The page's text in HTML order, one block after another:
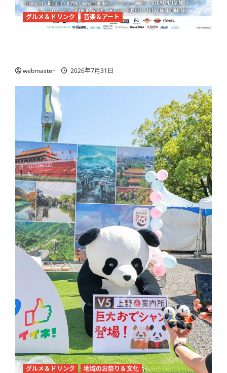
グルメ＆ドリンク 音楽＆アート
webmaster 2026年7月31日
グルメ＆ドリンク 地域のお祭り＆文化